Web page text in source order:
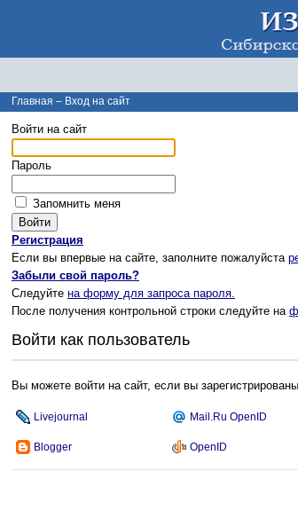
Главная – Вход на сайт
Войти на сайт
Пароль
Запомнить меня
Регистрация
Если вы впервые на сайте, заполните пожалуйста
Забыли свой пароль?
Следуйте на форму для запроса пароля.
После получения контрольной строки следуйте на
Войти как пользователь
Вы можете войти на сайт, если вы
Livejournal Mail.Ru OpenID
Blogger OpenID